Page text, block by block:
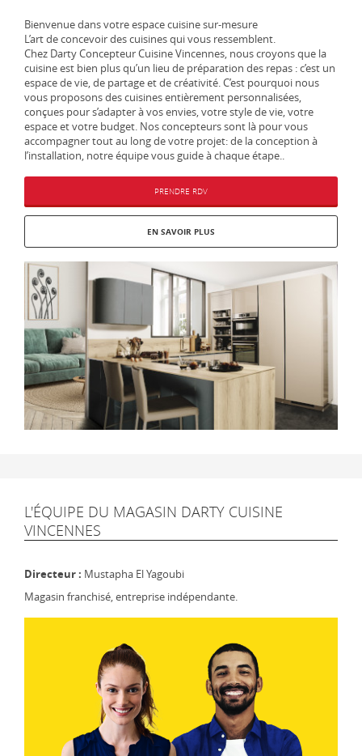
Bienvenue dans votre espace cuisine sur-mesure
L’art de concevoir des cuisines qui vous ressemblent.
Chez Darty Concepteur Cuisine Vincennes, nous croyons que la
cuisine est bien plus qu’un lieu de préparation des repas : c’est un
espace de vie, de partage et de créativité. C’est pourquoi nous
vous proposons des cuisines entièrement personnalisées,
conçues pour s’adapter à vos envies, votre style de vie, votre
espace et votre budget. Nos concepteurs sont là pour vous
accompagner tout au long de votre projet: de la conception à
l’installation, notre équipe vous guide à chaque étape..
PRENDRE RDV
EN SAVOIR PLUS
L'ÉQUIPE DU MAGASIN DARTY CUISINE
VINCENNES
Directeur : Mustapha El Yagoubi
Magasin franchisé, entreprise indépendante.